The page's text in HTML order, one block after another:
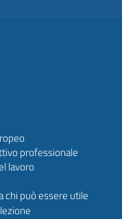
professionale
lavoro
chi può essere utile